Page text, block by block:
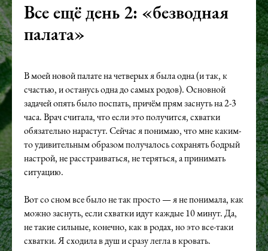
Все ещё день 2: «безводная
палата»
В моей новой палате на четверых я была одна (и так, к
счастью, и останусь одна до самых родов). Основной
задачей опять было поспать, причём прям заснуть на 2-3
часа. Врач считала, что если это получится, схватки
обязательно нарастут. Сейчас я понимаю, что мне каким-
то удивительным образом получалось сохранять бодрый
настрой, не расстраиваться, не теряться, а принимать
ситуацию.
Вот со сном все было не так просто — я не понимала, как
можно заснуть, если схватки идут каждые 10 минут. Да,
не такие сильные, конечно, как в родах, но это все-таки
схватки. Я сходила в душ и сразу легла в кровать.